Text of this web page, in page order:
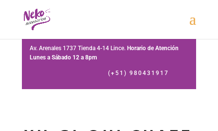
Av. Arenales 1737 Tienda 4-14 Lince. Horario de Atención
Lunes a Sábado 12 a 8pm
(+51) 980431917